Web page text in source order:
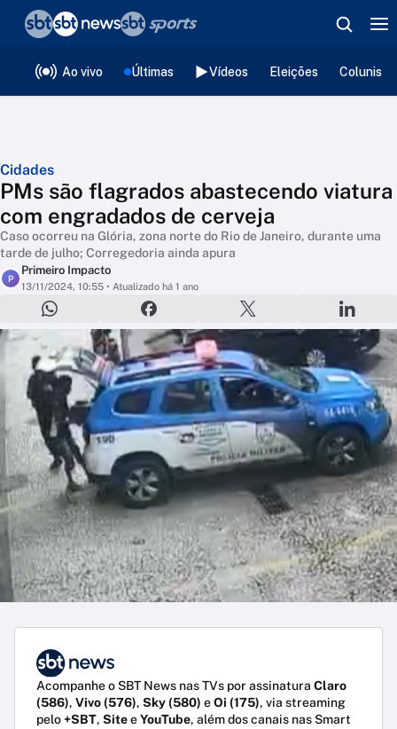
Ao vivo Últimas Vídeos Eleições
Cidades
PMs são flagrados abastecendo viatura
com engradados de cerveja
Caso ocorreu na Glória, zona norte do Rio de Janeiro, durante uma
tarde de julho; Corregedoria ainda apura
P
Primeiro Impacto
13/11/2024, 10:55 • Atualizado há 1 ano
Acompanhe o SBT News nas TVs por assinatura Claro
(586), Vivo (576), Sky (580) eOi (175), via streaming
pelo+SBT, SiteeYouTube, além dos canais nas Smart
❮voltar
Editorias